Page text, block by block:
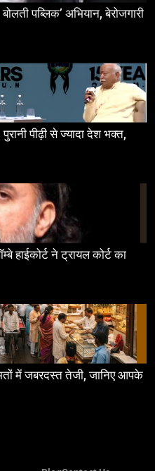
पब्लिक’ अभियान, बेरोजगारी
पीढ़ी से ज्यादा देश भक्त,
हाईकोर्ट ने ट्रायल कोर्ट का
में जबरदस्त तेजी, जानिए आपके